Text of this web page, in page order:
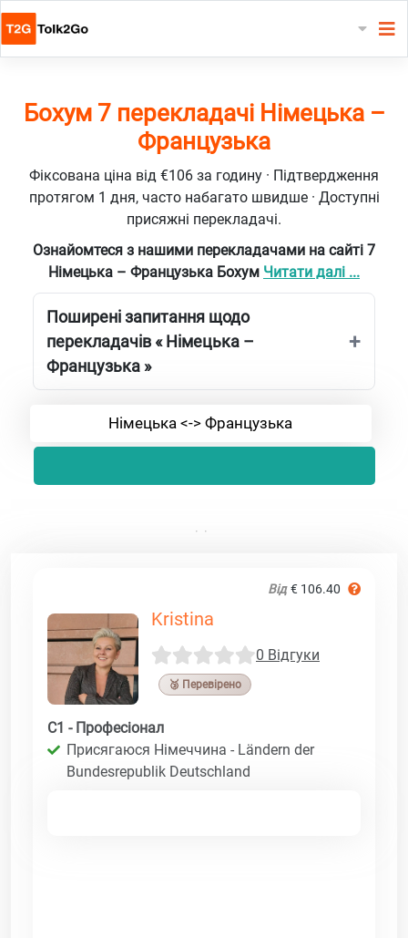
Бохум 7 перекладачі Німецька –
Французька
Фіксована ціна від €106 за годину · Підтвердження
протягом 1 дня, часто набагато швидше · Доступні
присяжні перекладачі.
Ознайомтеся з нашими перекладачами на сайті 7
Німецька – Французька Бохум Читати далі ...
Поширені запитання щодо
перекладачів « Німецька –
Французька »
Німецька <-> Французька
Від € 106.40
Kristina
0 Відгуки
🥉 Перевірено
C1 - Професіонал
Присягаюся Німеччина - Ländern der
Bundesrepublik Deutschland